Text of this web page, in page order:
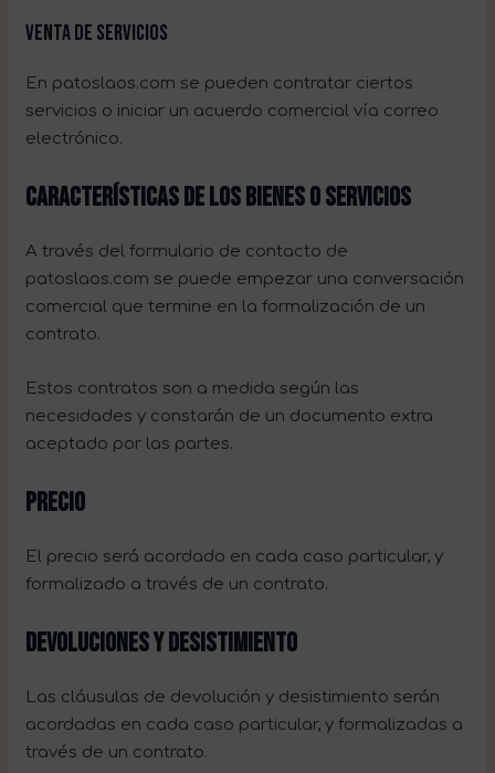
Venta de servicios
En patoslaos.com se pueden contratar ciertos
servicios o iniciar un acuerdo comercial vía correo
electrónico.
CARACTERÍSTICAS DE LOS BIENES O SERVICIOS
A través del formulario de contacto de
patoslaos.com se puede empezar una conversación
comercial que termine en la formalización de un
contrato.
Estos contratos son a medida según las
necesidades y constarán de un documento extra
aceptado por las partes.
PRECIO
El precio será acordado en cada caso particular, y
formalizado a través de un contrato.
DEVOLUCIONES Y DESISTIMIENTO
Las cláusulas de devolución y desistimiento serán
acordadas en cada caso particular, y formalizadas a
través de un contrato.